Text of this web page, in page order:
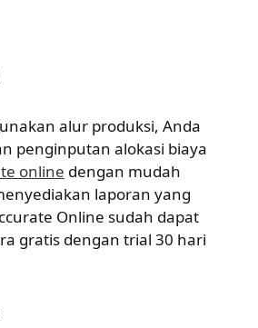
alur produksi, Anda
penginputan alokasi biaya
online dengan mudah
laporan yang
Online sudah dapat
gratis dengan trial 30 hari